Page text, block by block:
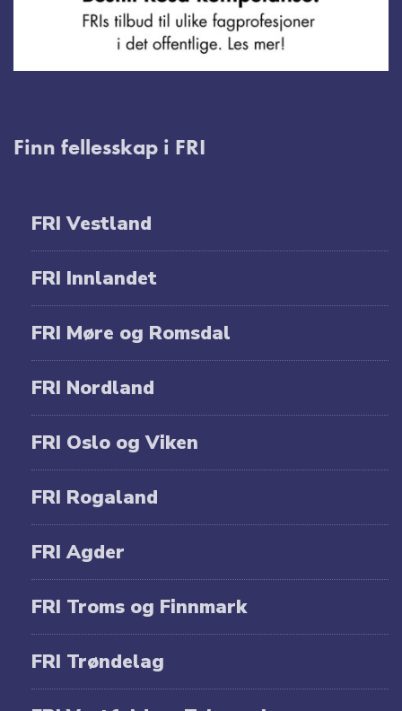
Finn fellesskap i FRI
FRI Vestland
FRI Innlandet
FRI Møre og Romsdal
FRI Nordland
FRI Oslo og Viken
FRI Rogaland
FRI Agder
FRI Troms og Finnmark
FRI Trøndelag